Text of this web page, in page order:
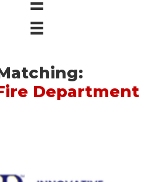
Department